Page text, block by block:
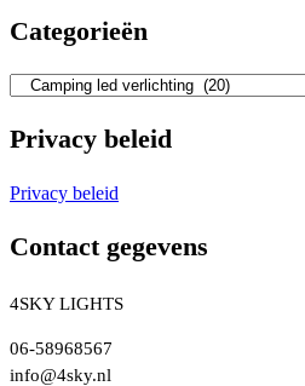
Categorieën
Privacy beleid
Privacy beleid
Contact gegevens
4SKY LIGHTS
06-58968567
info@4sky.nl